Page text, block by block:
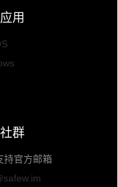
用
群
持官方邮箱